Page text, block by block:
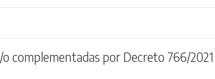
complementadas por Decreto 766/2021